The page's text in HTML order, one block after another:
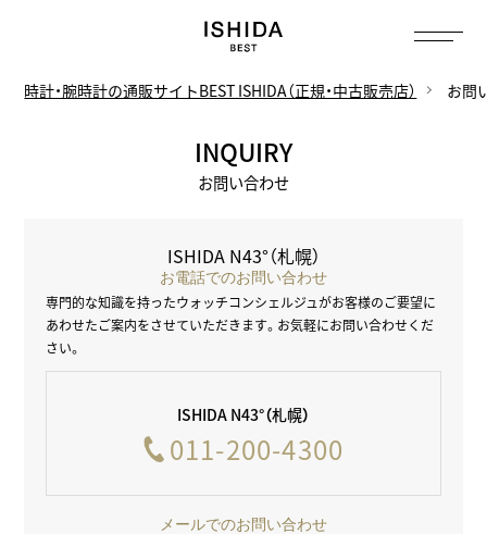
時計・腕時計の通販サイトBEST ISHIDA（正規・中古販売店） お問
INQUIRY
お問い合わせ
ISHIDA N43°（札幌）
お電話でのお問い合わせ
専門的な知識を持ったウォッチコンシェルジュがお客様のご要望に
あわせたご案内をさせていただきます。お気軽にお問い合わせくだ
さい。
ISHIDA N43°（札幌）
011-200-4300
メールでのお問い合わせ
へ